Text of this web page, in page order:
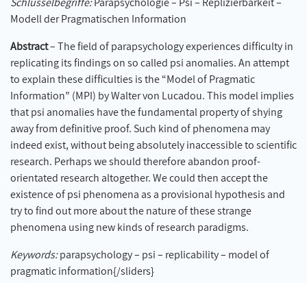
Modell der Pragmatischen Information
Abstract– The field of parapsychology experiences difficulty in
replicating its findings on so called psi anomalies. An attempt
to explain these difficulties is the “Model of Pragmatic
Information” (MPI) by Walter von Lucadou. This model implies
that psi anomalies have the fundamental property of shying
away from definitive proof. Such kind of phenomena may
indeed exist, without being absolutely inaccessible to scientific
research. Perhaps we should therefore abandon proof-
orientated research altogether. We could then accept the
existence of psi phenomena as a provisional hypothesis and
try to find out more about the nature of these strange
phenomena using new kinds of research paradigms.
Keywords:parapsychology – psi – replicability – model of
pragmatic information{/sliders}